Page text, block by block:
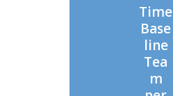
Time
Base
line
Tea
m